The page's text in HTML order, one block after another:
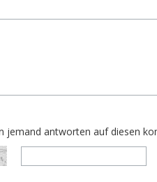
jemand antworten auf diesen